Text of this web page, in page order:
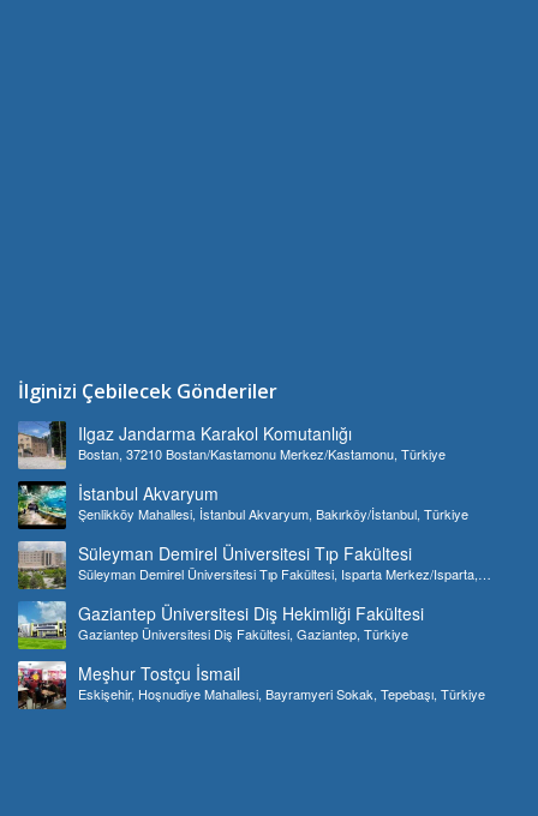
İlginizi Çebilecek Gönderiler
Ilgaz Jandarma Karakol Komutanlığı
Bostan, 37210 Bostan/Kastamonu Merkez/Kastamonu, Türkiye
İstanbul Akvaryum
Şenlikköy Mahallesi, İstanbul Akvaryum, Bakırköy/İstanbul, Türkiye
Süleyman Demirel Üniversitesi Tıp Fakültesi
Süleyman Demirel Üniversitesi Tıp Fakültesi, Isparta Merkez/Isparta,
Gaziantep Üniversitesi Diş Hekimliği Fakültesi
Gaziantep Üniversitesi Diş Fakültesi, Gaziantep, Türkiye
Meşhur Tostçu İsmail
Eskişehir, Hoşnudiye Mahallesi, Bayramyeri Sokak, Tepebaşı, Türkiye